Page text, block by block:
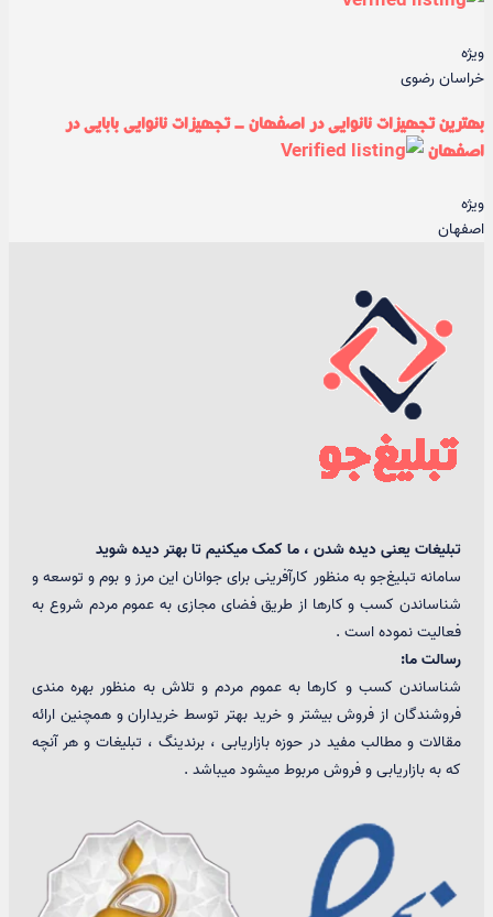
ویژه
خراسان رضوی
بهترین تجهیزات نانوایی در اصفهان - تجهیزات نانوایی بابایی در
اصفهان
ویژه
اصفهان
تبلیغات یعنی دیده شدن ، ما کمک میکنیم تا بهتر دیده شوید
سامانه تبلیغ‌جو به منظور کارآفرینی برای جوانان این مرز و بوم و توسعه و
شناساندن کسب و کارها از طریق فضای مجازی به عموم مردم شروع به
فعالیت نموده است .
رسالت ما:
شناساندن کسب و کارها به عموم مردم و تلاش به منظور بهره مندی
فروشندگان از فروش بیشتر و خرید بهتر توسط خریداران و همچنین ارائه
مقالات و مطالب مفید در حوزه بازاریابی ، برندینگ ، تبلیغات و هر آنچه
که به بازاریابی و فروش مربوط میشود میباشد .